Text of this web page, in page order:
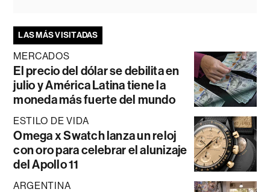
LAS MÁS VISITADAS
MERCADOS
El precio del dólar se debilita en
julio y América Latina tiene la
moneda más fuerte del mundo
ESTILO DE VIDA
Omega x Swatch lanza un reloj
con oro para celebrar el alunizaje
del Apollo 11
ARGENTINA